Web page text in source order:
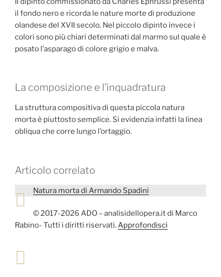
il fondo nero e ricorda le nature morte di produzione
olandese del XVII secolo. Nel piccolo dipinto invece i
colori sono più chiari determinati dal marmo sul quale è
posato l’asparago di colore grigio e malva.
La composizione e l’inquadratura
La struttura compositiva di questa piccola natura
morta è piuttosto semplice. Si evidenzia infatti la linea
obliqua che corre lungo l’ortaggio.
Articolo correlato
Natura morta di Armando Spadini
© 2017-2026 ADO – analisidellopera.it di Marco
Rabino- Tutti i diritti riservati.Approfondisci